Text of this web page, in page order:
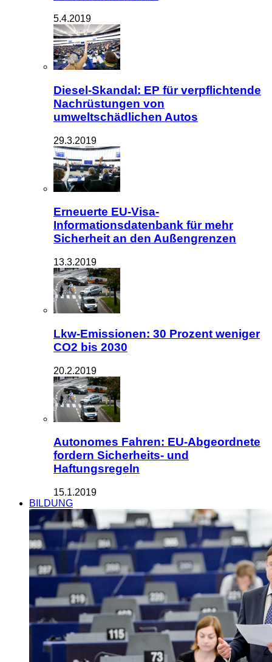
5.4.2019
Diesel-Skandal: EP für verpflichtende
Nachrüstungen von
umweltschädlichen Autos
29.3.2019
Erneuerte EU-Visa-
Informationsdatenbank für mehr
Sicherheit an den Außengrenzen
13.3.2019
Lkw-Emissionen: 30 Prozent weniger
CO2 bis 2030
20.2.2019
Autonomes Fahren: EU-Abgeordnete
fordern Sicherheits- und
Haftungsregeln
15.1.2019
BILDUNG